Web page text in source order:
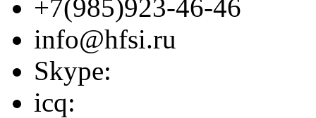
+7(985)923-46-46
info@hfsi.ru
Skype:
icq: